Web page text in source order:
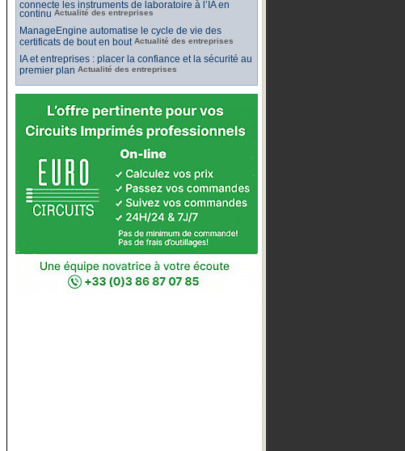
connecte les instruments de laboratoire à l’IA en
continu Actualité des entreprises
ManageEngine automatise le cycle de vie des
certificats de bout en bout Actualité des entreprises
IA et entreprises : placer la confiance et la sécurité au
premier plan Actualité des entreprises